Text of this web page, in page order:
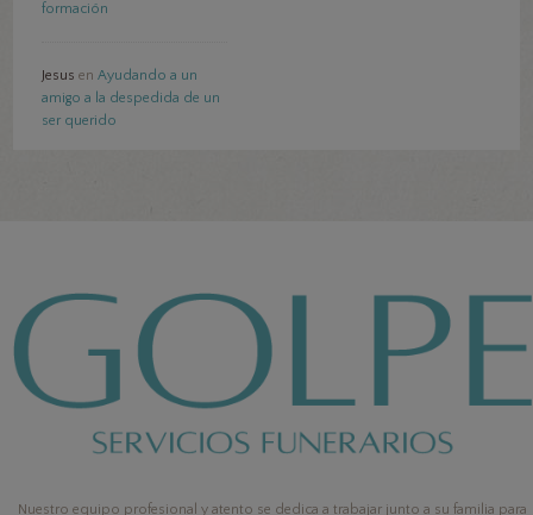
formación
Jesus enAyudando a un
amigo a la despedida de un
ser querido
Nuestro equipo profesional y atento se dedica a trabajar junto a su familia para